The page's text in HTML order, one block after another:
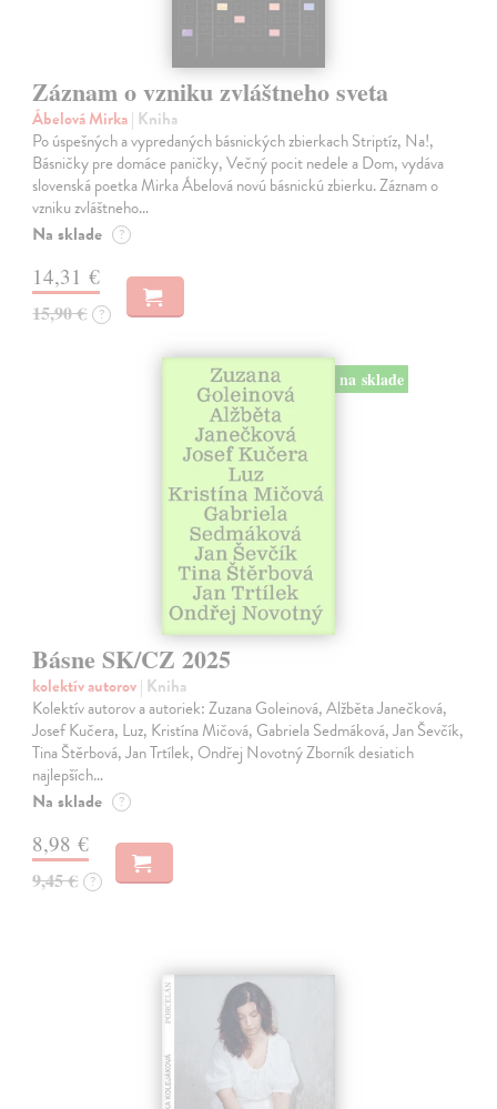
Záznam o vzniku zvláštneho sveta
Ábelová Mirka| Kniha
Po úspešných a vypredaných básnických zbierkach Striptíz, Na!,
Básničky pre domáce paničky, Večný pocit nedele a Dom, vydáva
slovenská poetka Mirka Ábelová novú básnickú zbierku. Záznam o
vzniku zvláštneho…
Na sklade ?
14,31 €
15,90 € ?
na sklade
Básne SK/CZ 2025
kolektív autorov| Kniha
Kolektív autorov a autoriek: Zuzana Goleinová, Alžběta Janečková,
Josef Kučera, Luz, Kristína Mičová, Gabriela Sedmáková, Jan Ševčík,
Tina Štěrbová, Jan Trtílek, Ondřej Novotný Zborník desiatich
najlepších…
Na sklade ?
8,98 €
9,45 € ?